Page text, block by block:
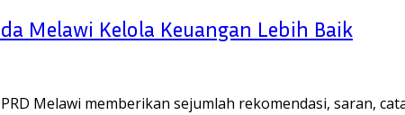
Melawi Kelola Keuangan Lebih Baik
Melawi memberikan sejumlah rekomendasi, saran,